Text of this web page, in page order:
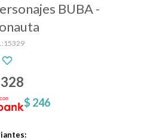
BUBA -
15329
328
$ 246